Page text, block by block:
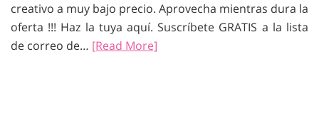
creativo a muy bajo precio. Aprovecha mientras dura la
oferta !!! Haz la tuya aquí. Suscríbete GRATIS a la lista
de correo de… [Read More]